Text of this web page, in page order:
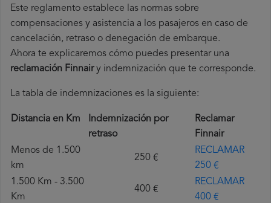
Este reglamento establece las normas sobre
compensaciones y asistencia a los pasajeros en caso de
cancelación, retraso o denegación de embarque.
Ahora te explicaremos cómo puedes presentar una
reclamación Finnairy indemnización que te corresponde.
La tabla de indemnizaciones es la siguiente:
Distancia en Km
Indemnización por
retraso
Reclamar
Finnair
Menos de 1.500
km
250 €
RECLAMAR
250 €
1.500 Km - 3.500
Km
400 €
RECLAMAR
400 €